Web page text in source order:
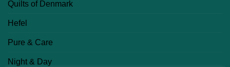
Quilts of Denmark
Hefel
Pure & Care
Night & Day